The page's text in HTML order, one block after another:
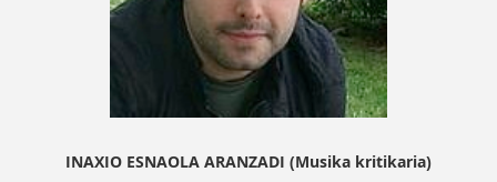
INAXIO ESNAOLA ARANZADI (Musika kritikaria)